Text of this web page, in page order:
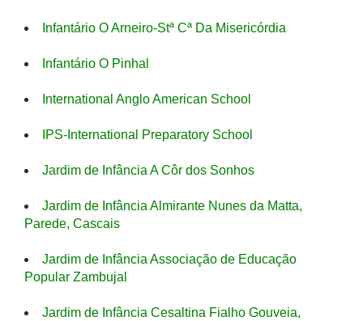
Infantário O Arneiro-Stª Cª Da Misericórdia
Infantário O Pinhal
International Anglo American School
IPS-International Preparatory School
Jardim de Infância A Côr dos Sonhos
Jardim de Infância Almirante Nunes da Matta,
Parede, Cascais
Jardim de Infância Associação de Educação
Popular Zambujal
Jardim de Infância Cesaltina Fialho Gouveia,